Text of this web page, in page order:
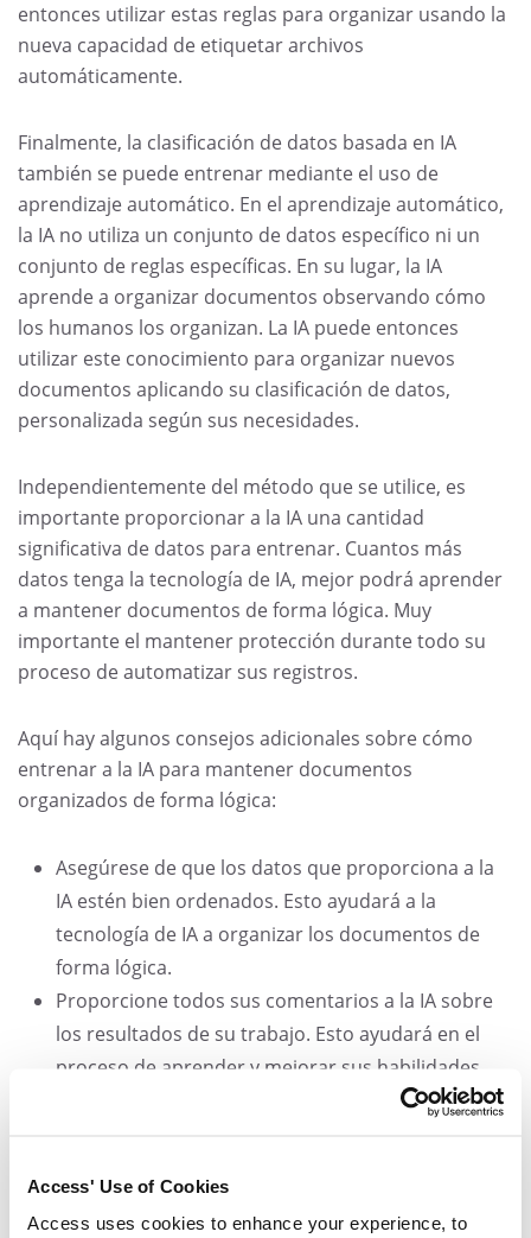
Access' Use of Cookies
Access uses cookies to enhance your experience, to
entonces utilizar estas reglas para organizar usando la
nueva capacidad de etiquetar archivos
automáticamente.
Finalmente, la clasificación de datos basada en IA
también se puede entrenar mediante el uso de
aprendizaje automático. En el aprendizaje automático,
la IA no utiliza un conjunto de datos específico ni un
conjunto de reglas específicas. En su lugar, la IA
aprende a organizar documentos observando cómo
los humanos los organizan. La IA puede entonces
utilizar este conocimiento para organizar nuevos
documentos aplicando su clasificación de datos,
personalizada según sus necesidades.
Independientemente del método que se utilice, es
importante proporcionar a la IA una cantidad
significativa de datos para entrenar. Cuantos más
datos tenga la tecnología de IA, mejor podrá aprender
a mantener documentos de forma lógica. Muy
importante el mantener protección durante todo su
proceso de automatizar sus registros.
Aquí hay algunos consejos adicionales sobre cómo
entrenar a la IA para mantener documentos
organizados de forma lógica:
Asegúrese de que los datos que proporciona a la
IA estén bien ordenados. Esto ayudará a la
tecnología de IA a organizar los documentos de
forma lógica.
Proporcione todos sus comentarios a la IA sobre
los resultados de su trabajo. Esto ayudará en el
proceso de aprender y mejorar sus habilidades.
Sea paciente. Lleva tiempo entrenar a la IA para
Siguiendo estos consejos, puede ayudar a que el
entrenamiento en el aprendizaje automático de la IA